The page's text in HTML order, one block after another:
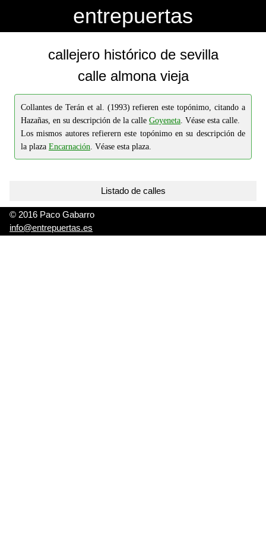
entrepuertas
callejero histórico de sevilla
calle almona vieja
Collantes de Terán et al. (1993) refieren este topónimo, citando a
Hazañas, en su descripción de la calle Goyeneta. Véase esta calle.
Los mismos autores refierern este topónimo en su descripción de
la plaza Encarnación. Véase esta plaza.
Listado de calles
© 2016 Paco Gabarro
info@entrepuertas.es